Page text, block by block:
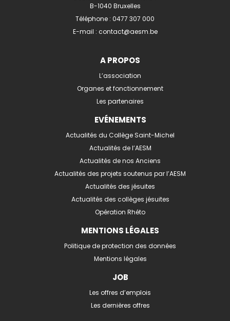
B-1040 Bruxelles
Téléphone : 0477 307 000
E-mail : contact@aesm.be
A PROPOS
L’association
Organes et fonctionnement
Les partenaires
EVÉNEMENTS
Actualités du Collège Saint-Michel
Actualités de l’AESM
Actualités de nos Anciens
Actualités des projets soutenus par l’AESM
Actualités des jésuites
Actualités des collèges jésuites
Opération Rhéto
MENTIONS LÉGALES
Politique de protection des données
Mentions légales
JOB
Les offres d’emplois
Les dernières offres